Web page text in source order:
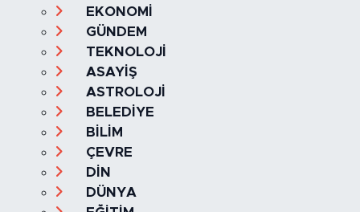
EKONOMİ
GÜNDEM
TEKNOLOJİ
ASAYİŞ
ASTROLOJİ
BELEDİYE
BİLİM
ÇEVRE
DİN
DÜNYA